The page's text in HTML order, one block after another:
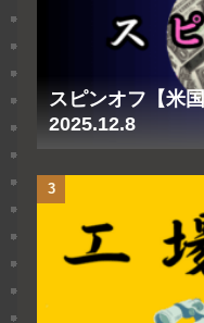
スピンオフ【米
2025.12.8